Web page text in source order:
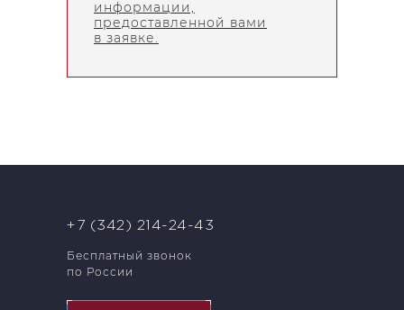
информации,
предоставленной вами
в заявке.
+7 (342) 214-24-43
Бесплатный звонок
по России